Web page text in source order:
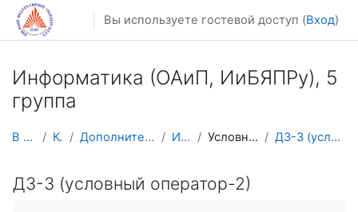
Перейти к основному содержанию
Вы используете гостевой доступ (Вход)
Информатика (ОАиП, ИиБЯПPy), 5
группа
В начало Курсы Дополнительное образование ИНФ 5 гр Условные операторы ДЗ-3 (условный оператор-2)
ДЗ-3 (условный оператор-2)